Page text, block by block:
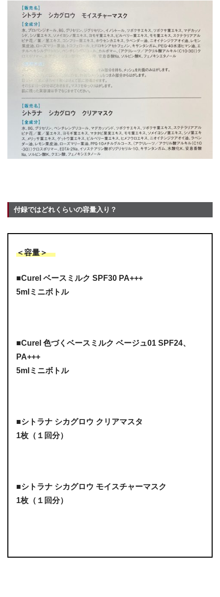
付録ではどれくらいの容量入り？
＜容量＞
■Curel ベースミルク SPF30 PA+++
5mlミニボトル
■Curel 色づくベースミルク ベージュ01 SPF24、
PA+++
5mlミニボトル
■シトラナ シカグロウ クリアマスタ
1枚（１回分）
■シトラナ シカグロウ モイスチャーマスク
1枚（１回分）